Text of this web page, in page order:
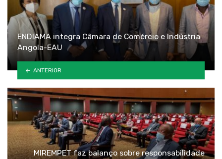
ENDIAMA integra Câmara de Comércio e Indústria
Angola-EAU
ANTERIOR
MIREMPET faz balanço sobre responsabilidade